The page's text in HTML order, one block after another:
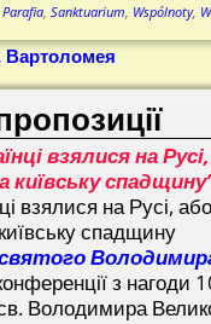
Parafia, Sanktuarium, Wspólnoty,
Вартоломея
взялися на
київську
взялися на Русі, або
спадщину
з нагоди
Володимира